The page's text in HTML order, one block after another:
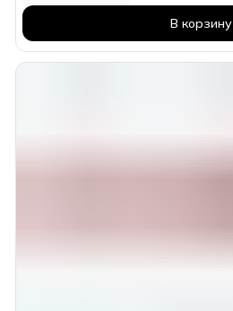
В корзину